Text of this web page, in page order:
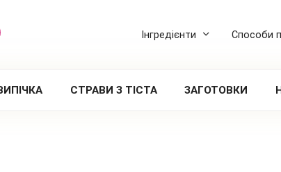
Інгредієнти Способи
СТРАВИ З ТІСТА ЗАГОТОВКИ